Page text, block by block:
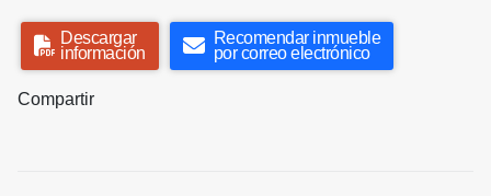
Descargar
información
Recomendar inmueble
por correo electrónico
Compartir